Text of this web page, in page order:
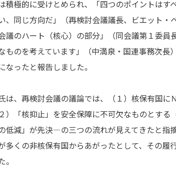
積極的に受けとめられ、「四つのポイントはす
、同じ方向だ」（再検討会議議長、ビエット
議のハート（核心）の部分」（同会議第１委員
ものを考えています」（中満泉・国連事務次
なったと報告しました。
は、再検討会議の議論では、（１）核保有国に
）「核抑止」を安全保障に不可欠なものとす
低減」が先決―の三つの流れが見えてきたと指
多くの非核保有国からあがったとして、その
。